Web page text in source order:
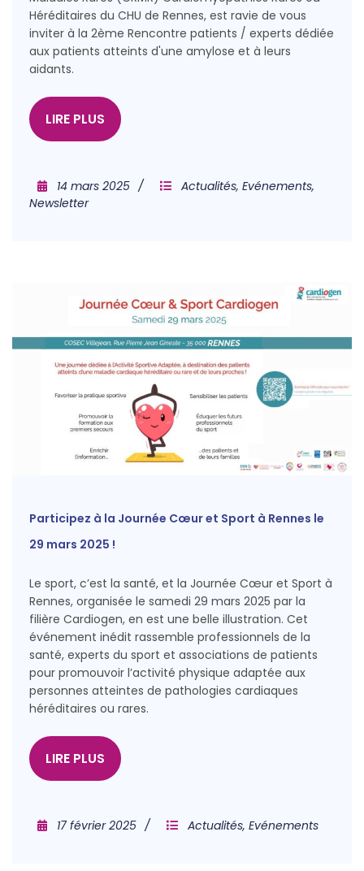
Héréditaires du CHU de Rennes, est ravie de vous
inviter à la 2ème Rencontre patients / experts dédiée
aux patients atteints d'une amylose et à leurs
aidants.
LIRE PLUS
14 mars 2025 Actualités, Evénements,
Newsletter
Participez à la Journée Cœur et Sport à Rennes le
29 mars 2025 !
Le sport, c’est la santé, et la Journée Cœur et Sport à
Rennes, organisée le samedi 29 mars 2025 par la
filière Cardiogen, en est une belle illustration. Cet
événement inédit rassemble professionnels de la
santé, experts du sport et associations de patients
pour promouvoir l’activité physique adaptée aux
personnes atteintes de pathologies cardiaques
héréditaires ou rares.
LIRE PLUS
17 février 2025 Actualités, Evénements